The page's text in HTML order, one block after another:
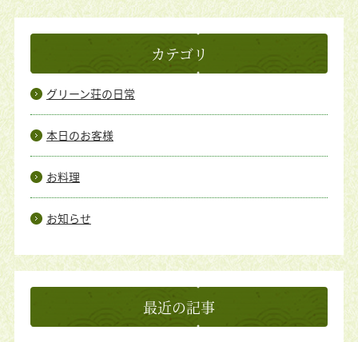
カテゴリ
グリーン荘の日常
本日のお客様
お料理
お知らせ
最近の記事